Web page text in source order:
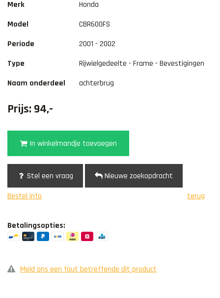
Merk
Honda
Model
CBR600FS
Periode
2001 - 2002
Type
Rijwielgedeelte - Frame - Bevestigingen
Naam onderdeel
achterbrug
Prijs: 94,-
In winkelmandje toevoegen
Stel een vraag
Nieuwe zoekopdracht
Bestel info
terug
Betalingsopties:
Meld ons een fout betreffende dit product